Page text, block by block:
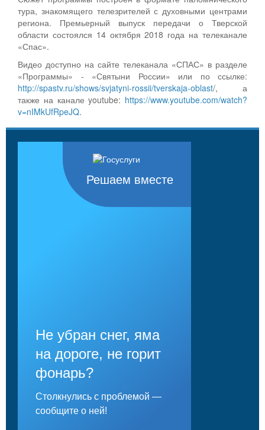
тура, знакомящего телезрителей с духовными центрами
региона. Премьерный выпуск передачи о Тверской
области состоялся 14 октября 2018 года на телеканале
«Спас».
Видео доступно на сайте телеканала «СПАС» в разделе
«Программы» - «Святыни России» или по ссылке:
http://spastv.ru/shows/svjatyni-rossii/tverskaja-oblast/, а
также на канале youtube: https://www.youtube.com/watch?
v=nIMkUfRpeJQ.
Решаем вместе
Не убран снег, яма
на дороге, не горит
фонарь?
Столкнулись с проблемой —
сообщите о ней!